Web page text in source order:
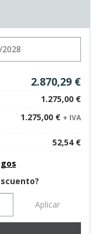
2.870,29 €
1.275,00 €
1.275,00 € + IVA
52,54 €
Aplicar